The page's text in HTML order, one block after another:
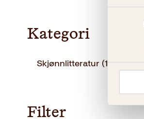
Kategori
Skjønnlitteratur (1)
Filter